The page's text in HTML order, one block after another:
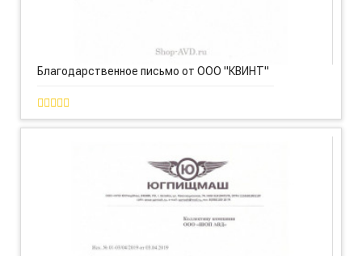
Благодарственное письмо от ООО "КВИНТ"